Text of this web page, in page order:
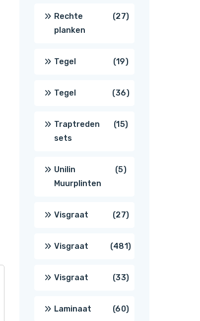
Rechte
planken
2727
Tegel 1919
producten
Tegel 3636
producten
Traptreden
sets
1515
Unilin
Muurplinten
55
Visgraat 2727
producten
Visgraat 481481
Visgraat 3333
producten
Laminaat 6060